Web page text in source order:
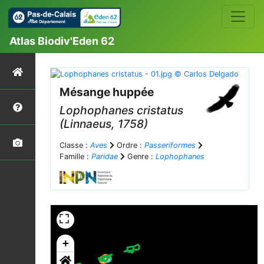
Atlas Biodiv'Eden 62
Mésange huppée
Lophophanes cristatus
(Linnaeus, 1758)
Classe : Aves Ordre : Passeriformes
Famille : Paridae Genre : Lophophanes
+